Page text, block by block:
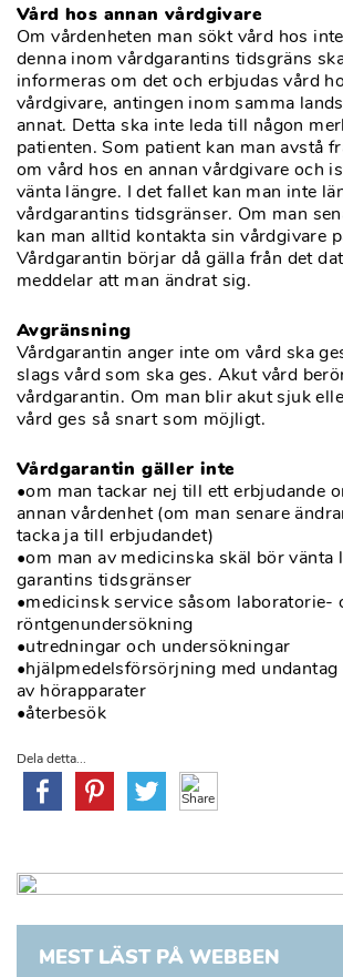
Vård hos annan vårdgivare
Om vårdenheten man sökt vård hos
denna inom vårdgarantins tidsgräns
informeras om det och erbjudas vård
vårdgivare, antingen inom samma
annat. Detta ska inte leda till någon
patienten. Som patient kan man avstå
om vård hos en annan vårdgivare och
vänta längre. I det fallet kan man inte
vårdgarantins tidsgränser. Om man
kan man alltid kontakta sin vårdgivare
Vårdgarantin börjar då gälla från det
meddelar att man ändrat sig.
Avgränsning
Vårdgarantin anger inte om vård ska
slags vård som ska ges. Akut vård
vårdgarantin. Om man blir akut sjuk
vård ges så snart som möjligt.
Vårdgarantin gäller inte
•om man tackar nej till ett erbjudande
annan vårdenhet (om man senare
tacka ja till erbjudandet)
•om man av medicinska skäl bör vänta
garantins tidsgränser
•medicinsk service såsom laboratorie-
röntgenundersökning
•utredningar och undersökningar
•hjälpmedelsförsörjning med
av hörapparater
•återbesök
Dela detta...
MEST LÄST PÅ WEBBEN